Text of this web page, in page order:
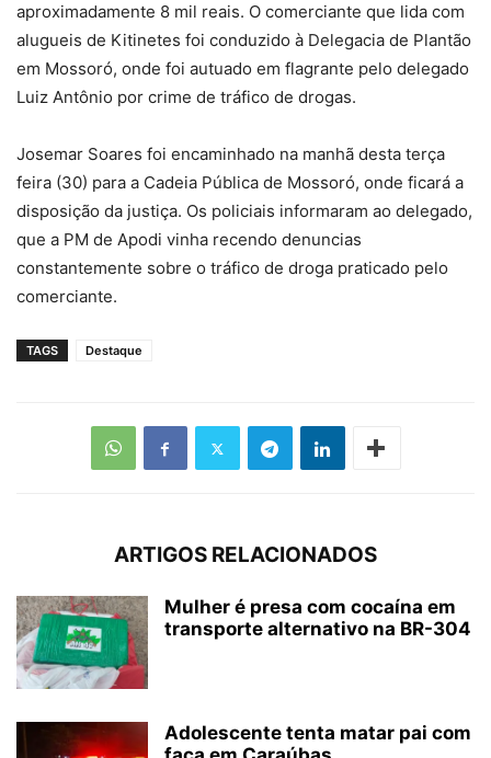
aproximadamente 8 mil reais. O comerciante que lida com
alugueis de Kitinetes foi conduzido à Delegacia de Plantão
em Mossoró, onde foi autuado em flagrante pelo delegado
Luiz Antônio por crime de tráfico de drogas.
Josemar Soares foi encaminhado na manhã desta terça
feira (30) para a Cadeia Pública de Mossoró, onde ficará a
disposição da justiça. Os policiais informaram ao delegado,
que a PM de Apodi vinha recendo denuncias
constantemente sobre o tráfico de droga praticado pelo
comerciante.
TAGS Destaque
ARTIGOS RELACIONADOS
Mulher é presa com cocaína em
transporte alternativo na BR-304
Adolescente tenta matar pai com